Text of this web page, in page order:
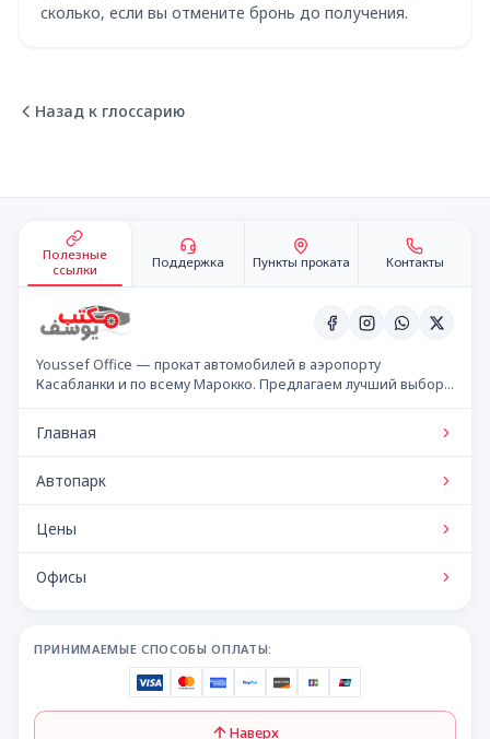
сколько, если вы отмените бронь до получения.
Назад к глоссарию
Полезные
ссылки
Поддержка Пункты проката Контакты
Youssef Office — прокат автомобилей в аэропорту
Касабланки и по всему Марокко. Предлагаем лучший выбор
Главная
Автопарк
Цены
Офисы
ПРИНИМАЕМЫЕ СПОСОБЫ ОПЛАТЫ:
Наверх